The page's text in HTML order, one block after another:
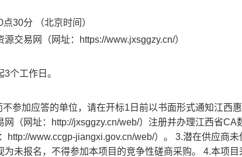
30分 （北京时间）
交易网（网址：https://www.jxsggzy.cn/）
个工作日。
参加应答的单位，请在开标1日前以书面形式通知江西
网（网址：http://jxsggzy.cn/web/）注册并办理江西省CA
http://www.ccgp-jiangxi.gov.cn/web/）。 3.潜在供应商
为未报名，不得参加本项目的竞争性磋商采购。 4.本项